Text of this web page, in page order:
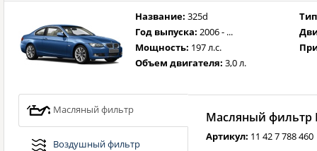
Название: 325d
Год выпуска: 2006 - ...
Мощность: 197 л.с.
Объем двигателя: 3,0 л.
Масляный фильтр
Воздушный фильтр
Масляный фильтр
Артикул: 11 42 7 788 460